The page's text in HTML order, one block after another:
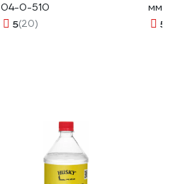
04-0-510
5(20)
мм, D
80882
5